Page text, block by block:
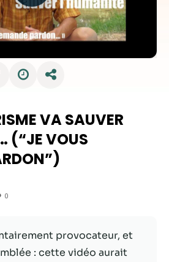
VA SAUVER
(“JE VOUS
0
provocateur, et
: cette vidéo aurait